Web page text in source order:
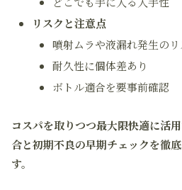
リスクと注意点
噴射ムラや液漏れ発生のリ
耐久性に個体差あり
ボトル適合を要事前確認
コスパを取りつつ最大限快適に活
合と初期不良の早期チェックを徹
す。